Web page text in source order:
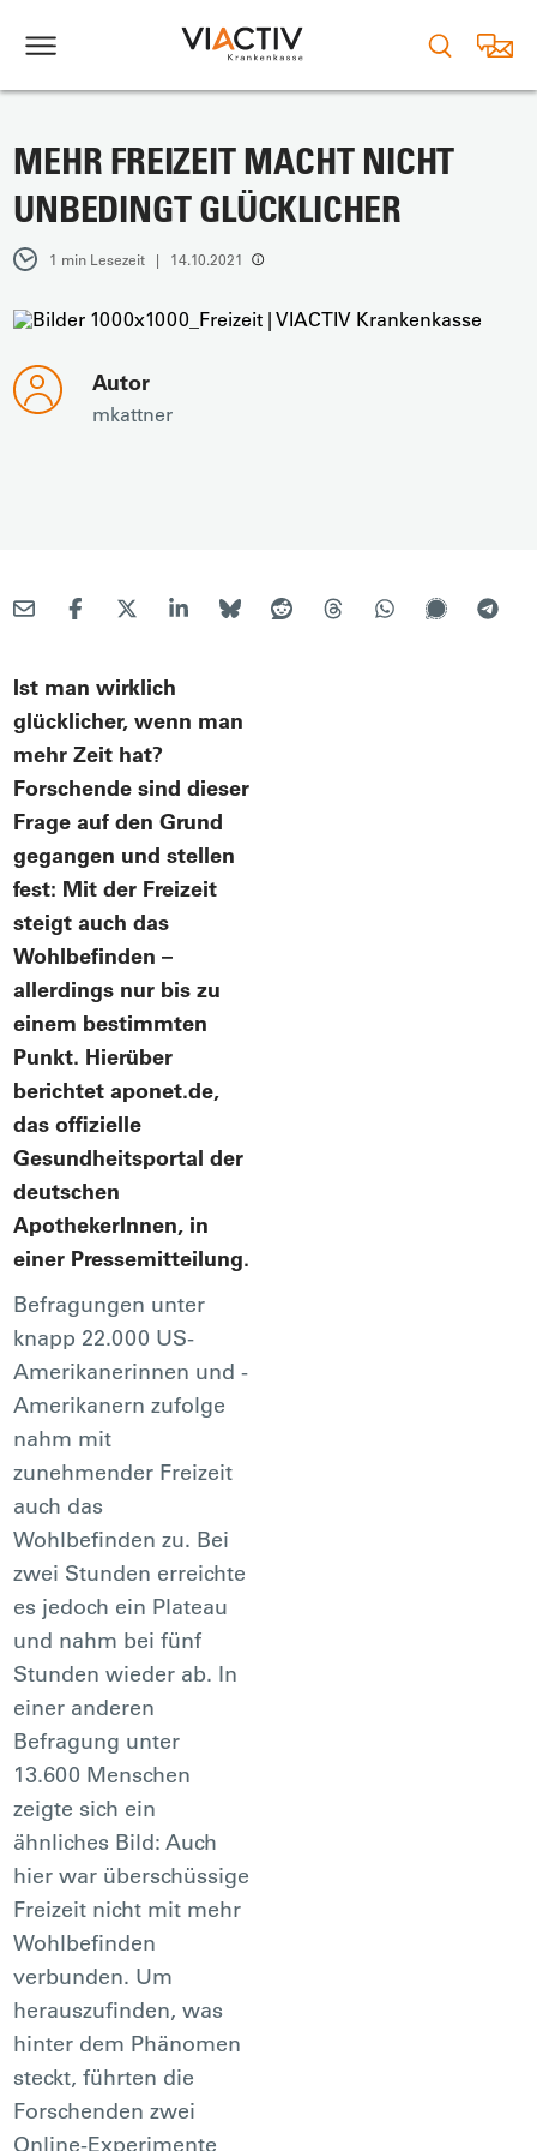
MEHR FREIZEIT MACHT NICHT
UNBEDINGT GLÜCKLICHER
1 min Lesezeit | 14.10.2021
Autor
mkattner
Ist man wirklich
glücklicher, wenn man
mehr Zeit hat?
Forschende sind dieser
Frage auf den Grund
gegangen und stellen
fest: Mit der Freizeit
steigt auch das
Wohlbefinden –
allerdings nur bis zu
einem bestimmten
Punkt. Hierüber
berichtet aponet.de,
das offizielle
Gesundheitsportal der
deutschen
ApothekerInnen, in
einer Pressemitteilung.
Befragungen unter
knapp 22.000 US-
Amerikanerinnen und -
Amerikanern zufolge
nahm mit
zunehmender Freizeit
auch das
Wohlbefinden zu. Bei
zwei Stunden erreichte
es jedoch ein Plateau
und nahm bei fünf
Stunden wieder ab. In
einer anderen
Befragung unter
13.600 Menschen
zeigte sich ein
ähnliches Bild: Auch
hier war überschüssige
Freizeit nicht mit mehr
Wohlbefinden
verbunden. Um
herauszufinden, was
hinter dem Phänomen
steckt, führten die
Forschenden zwei
Online-Experimente